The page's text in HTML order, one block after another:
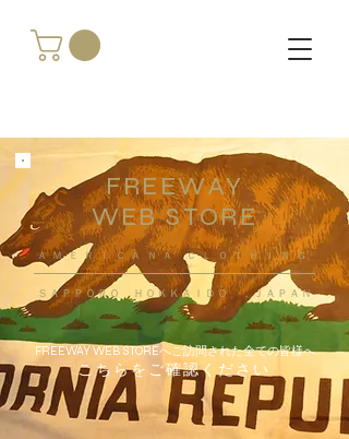
FREEWAY
WEB STORE
​ＡＭＥＲＩＣＡＮＡ ＣＬＯＴＨＩＮＧ
ＳＡＰＰＯＲＯ ＨＯＫＫＡＩＤＯ ，ＪＡＰＡＮ
FREEWAY WEB STOREへご訪問された全ての皆様へ
こちらをご確認ください